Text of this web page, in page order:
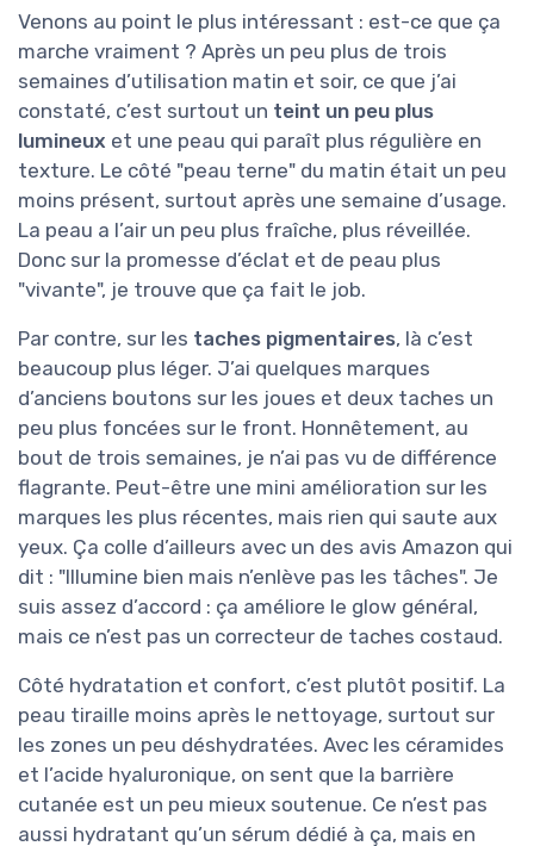
Venons au point le plus intéressant : est-ce que ça
marche vraiment ? Après un peu plus de trois
semaines d’utilisation matin et soir, ce que j’ai
constaté, c’est surtout un teint un peu plus
lumineux et une peau qui paraît plus régulière en
texture. Le côté "peau terne" du matin était un peu
moins présent, surtout après une semaine d’usage.
La peau a l’air un peu plus fraîche, plus réveillée.
Donc sur la promesse d’éclat et de peau plus
"vivante", je trouve que ça fait le job.
Par contre, sur les taches pigmentaires, là c’est
beaucoup plus léger. J’ai quelques marques
d’anciens boutons sur les joues et deux taches un
peu plus foncées sur le front. Honnêtement, au
bout de trois semaines, je n’ai pas vu de différence
flagrante. Peut-être une mini amélioration sur les
marques les plus récentes, mais rien qui saute aux
yeux. Ça colle d’ailleurs avec un des avis Amazon qui
dit : "Illumine bien mais n’enlève pas les tâches". Je
suis assez d’accord : ça améliore le glow général,
mais ce n’est pas un correcteur de taches costaud.
Côté hydratation et confort, c’est plutôt positif. La
peau tiraille moins après le nettoyage, surtout sur
les zones un peu déshydratées. Avec les céramides
et l’acide hyaluronique, on sent que la barrière
cutanée est un peu mieux soutenue. Ce n’est pas
aussi hydratant qu’un sérum dédié à ça, mais en